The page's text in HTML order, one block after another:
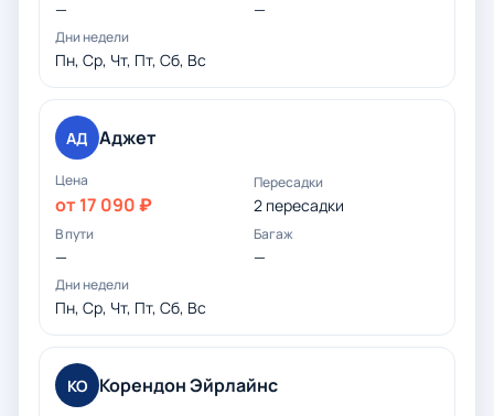
— —
Пн, Ср, Чт, Пт, Сб, Вс
АД Аджет
от 17 090 ₽ 2 пересадки
— —
Пн, Ср, Чт, Пт, Сб, Вс
КО Корендон Эйрлайнс